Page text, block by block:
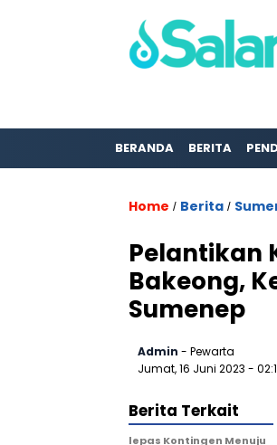
BERANDA BERITA
Home / Berita /
Pelantikan
Bakeong,
Sumenep
Admin - Pewarta
Jumat, 16 Juni 2023 -
Berita Terkait
lepas Kontingen Menuju